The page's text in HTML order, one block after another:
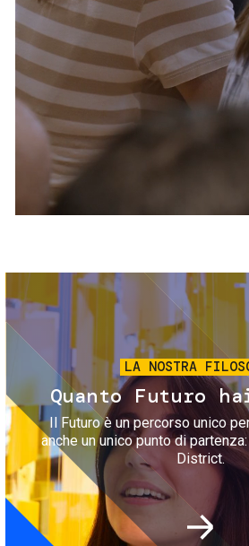
Servizi e accessibilità
Contatti
FAQ
Biglietti
LA NOSTRA
Quanto Futuro
Il Futuro è un percorso unico
anche un unico punto di
District.